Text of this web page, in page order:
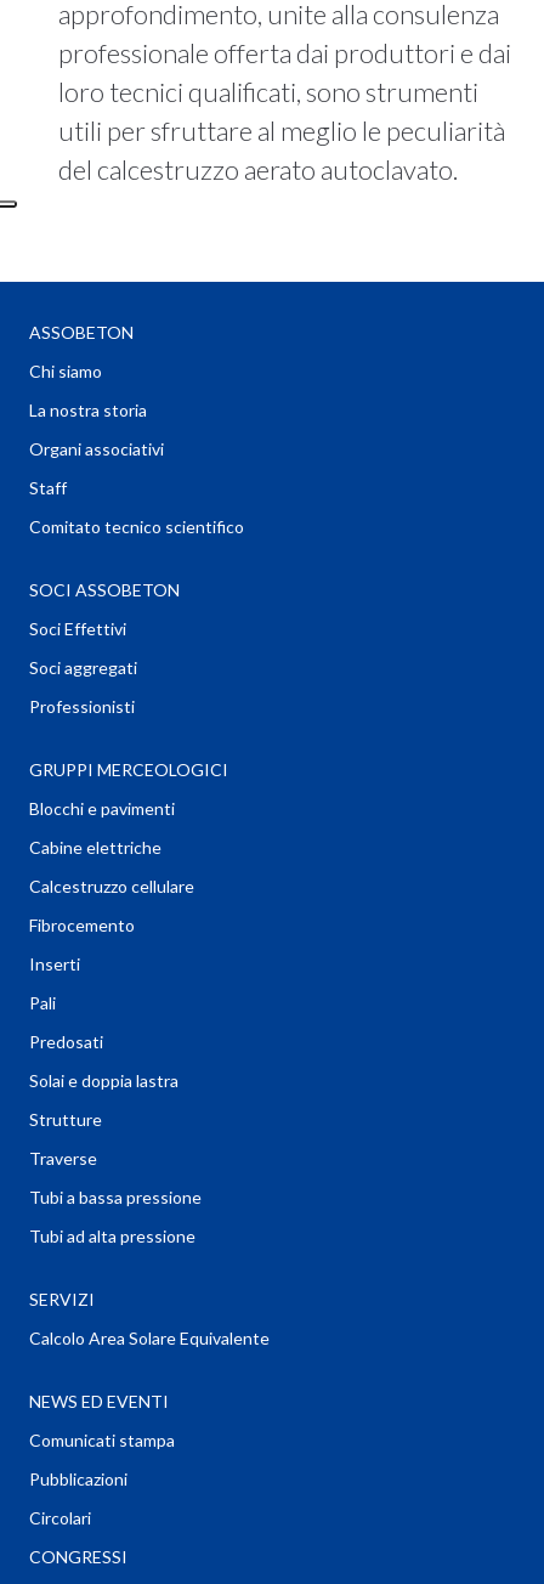
approfondimento, unite alla consulenza
professionale offerta dai produttori e dai
loro tecnici qualificati, sono strumenti
utili per sfruttare al meglio le peculiarità
del calcestruzzo aerato autoclavato.
ASSOBETON
Chi siamo
La nostra storia
Organi associativi
Staff
Comitato tecnico scientifico
SOCI ASSOBETON
Soci Effettivi
Soci aggregati
Professionisti
GRUPPI MERCEOLOGICI
Blocchi e pavimenti
Cabine elettriche
Calcestruzzo cellulare
Fibrocemento
Inserti
Pali
Predosati
Solai e doppia lastra
Strutture
Traverse
Tubi a bassa pressione
Tubi ad alta pressione
SERVIZI
Calcolo Area Solare Equivalente
NEWS ED EVENTI
Comunicati stampa
Pubblicazioni
Circolari
CONGRESSI